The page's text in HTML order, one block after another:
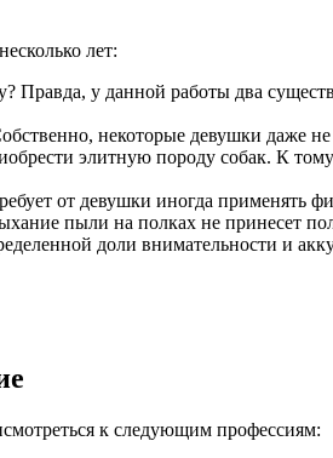
лет:
у данной работы два
некоторые девушки даже
элитную породу собак. К
от девушки иногда
пыли на полках не принесет
доли внимательности и
к следующим профессиям: